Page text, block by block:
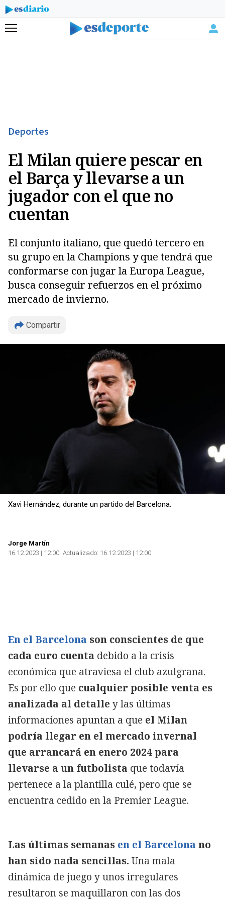
Menú
Deportes
El Milan quiere pescar en
el Barça y llevarse a un
jugador con el que no
cuentan
El conjunto italiano, que quedó tercero en
su grupo en la Champions y que tendrá que
conformarse con jugar la Europa League,
busca conseguir refuerzos en el próximo
mercado de invierno.
Compartir
Xavi Hernández, durante un partido del Barcelona.
Jorge Martín
16.12.2023 | 12:00 Actualizado: 16.12.2023 | 12:00
En el Barcelona son conscientes de que
cada euro cuenta debido a la crisis
económica que atraviesa el club azulgrana.
Es por ello que cualquier posible venta es
analizada al detalle y las últimas
informaciones apuntan a que el Milan
podría llegar en el mercado invernal
que arrancará en enero 2024 para
llevarse a un futbolista que todavía
pertenece a la plantilla culé, pero que se
encuentra cedido en la Premier League.
Las últimas semanas en el Barcelona no
han sido nada sencillas. Una mala
dinámica de juego y unos irregulares
resultaron se maquillaron con las dos